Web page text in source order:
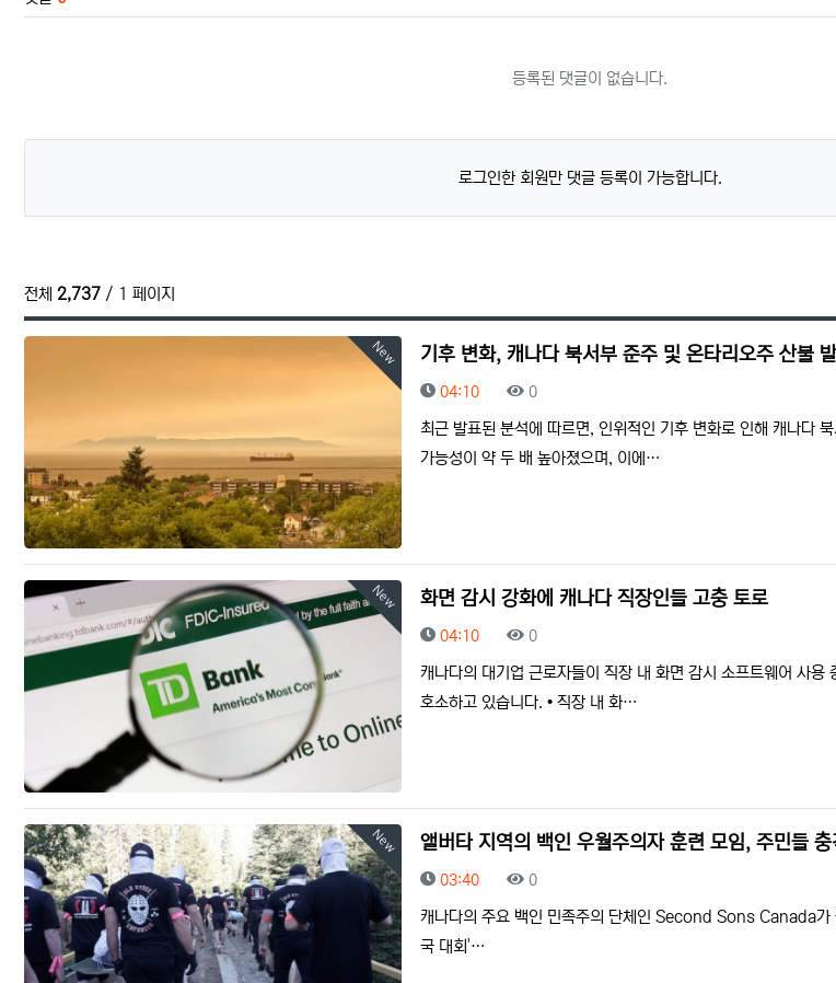
등록된 댓글이 없습니다.
로그인한 회원만 댓글 등록이 가능합니다.
전체 2,737 / 1 페이지
New 기후 변화, 캐나다 북서부 준주 및 온타리오주 산불
등록일
04:10 조회
0
최근 발표된 분석에 따르면, 인위적인 기후 변화로 인해 캐나다
가능성이 약 두 배 높아졌으며, 이에…
New 화면 감시 강화에 캐나다 직장인들 고충 토로
등록일
04:10 조회
0
캐나다의 대기업 근로자들이 직장 내 화면 감시 소프트웨어 사용
호소하고 있습니다. • 직장 내 화…
New 앨버타 지역의 백인 우월주의자 훈련 모임, 주민들 충
등록일
03:40 조회
0
캐나다의 주요 백인 민족주의 단체인 Second Sons Canada가
국 대회'…